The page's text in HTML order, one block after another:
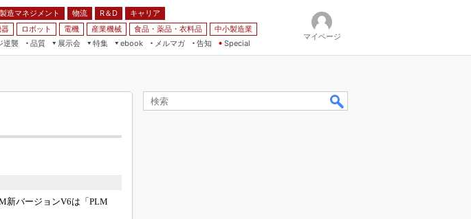
製造マネジメント 物流 R＆D
キャリア
ロボット 電機 産業機械 食品・薬品・衣料品
中小製造業
逆襲 品質
展示会
展
特集
ング
ebook
メルマガ
告知 Special
マイページ
新バージョンV6は「PLM